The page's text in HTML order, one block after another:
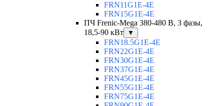
FRN11G1E-4E
FRN15G1E-4E
ПЧ Frenic-Mega 380-480 В, 3 фазы,
18,5-90 кВт
▼
FRN18.5G1E-4E
FRN22G1E-4E
FRN30G1E-4E
FRN37G1E-4E
FRN45G1E-4E
FRN55G1E-4E
FRN75G1E-4E